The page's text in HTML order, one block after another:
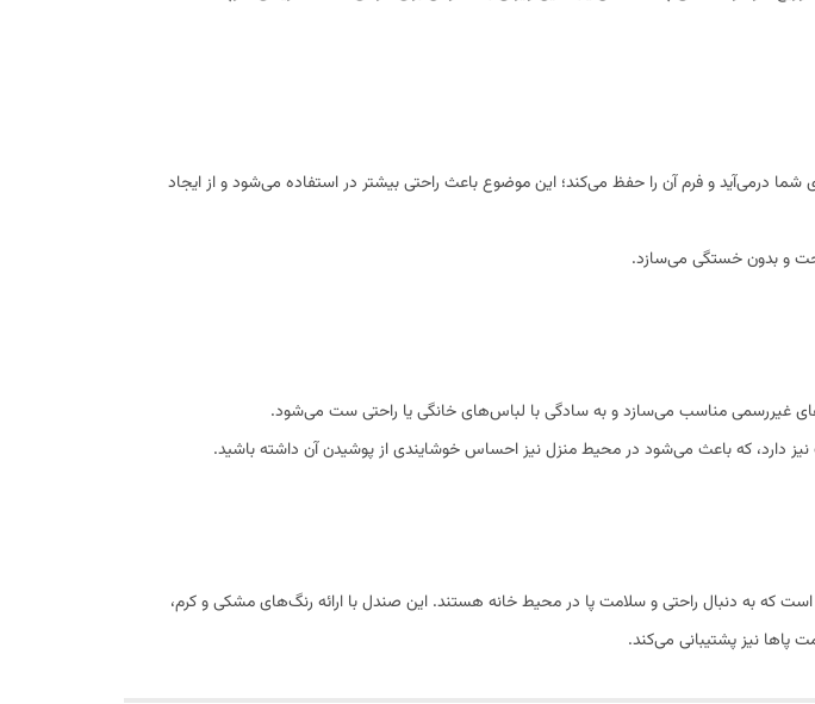
درمی‌آید و فرم آن را حفظ می‌کند؛ این موضوع باعث راحتی بیشتر در استفاده می‌شود و از ایجاد
و بدون خستگی می‌سازد.
غیررسمی مناسب می‌سازد و به سادگی با لباس‌های خانگی یا راحتی ست می‌شود.
دارد، که باعث می‌شود در محیط منزل نیز احساس خوشایندی از پوشیدن آن داشته باشید.
است که به دنبال راحتی و سلامت پا در محیط خانه هستند. این صندل با ارائه رنگ‌های مشکی و کرم،
نیز پشتیبانی می‌کند.